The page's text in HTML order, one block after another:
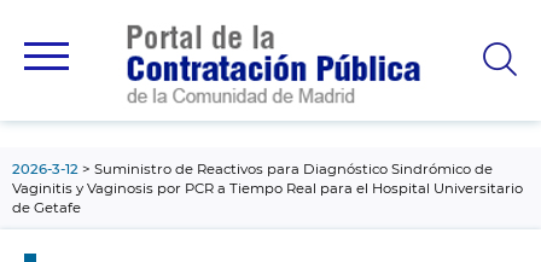
principal
2026-3-12
Suministro de Reactivos para Diagnóstico Sindrómico de
Vaginitis y Vaginosis por PCR a Tiempo Real para el Hospital Universitario
de Getafe